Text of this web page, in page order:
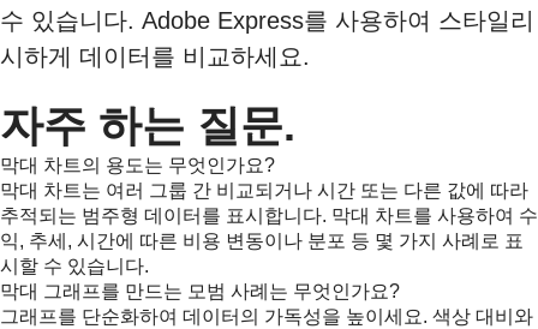
수 있습니다. Adobe Express를 사용하여 스타일리
시하게 데이터를 비교하세요.
자주 하는 질문.
막대 차트의 용도는 무엇인가요?
막대 차트는 여러 그룹 간 비교되거나 시간 또는 다른 값에 따라
추적되는 범주형 데이터를 표시합니다. 막대 차트를 사용하여 수
익, 추세, 시간에 따른 비용 변동이나 분포 등 몇 가지 사례로 표
시할 수 있습니다.
막대 그래프를 만드는 모범 사례는 무엇인가요?
그래프를 단순화하여 데이터의 가독성을 높이세요. 색상 대비와